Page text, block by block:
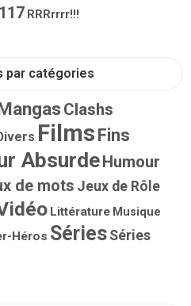
RRRrrrr!!!
par catégories
Clashs
Films Fins
AbsurdeHumour
de mots Jeux de Rôle
Littérature Musique
Héros Séries Séries